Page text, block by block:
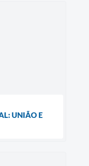
UNIÃO E